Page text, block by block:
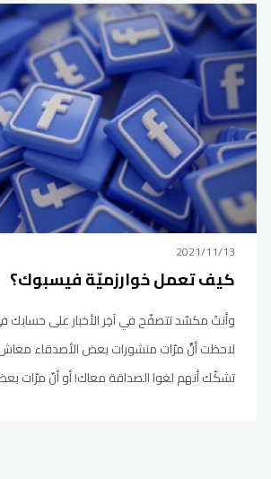
2021/11/13
كيف تعمل خوارزميّة فيسبوك؟
وأنتَ مكسّد تتصفّح في آخِر الأخبار على حسابك
لاحظت أنَّ مرّات منشورات بعض الأصدقاء معاش
تشكّك أنهم لغوا الصداقة معاك! أو أنّ مرّات